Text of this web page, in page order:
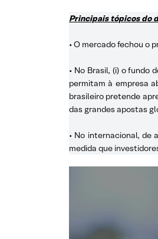
Principais tópicos do
• O mercado fechou o
• No Brasil, (i) o fundo
permitam à empresa
brasileiro pretende
das grandes apostas
• No internacional, de
medida que